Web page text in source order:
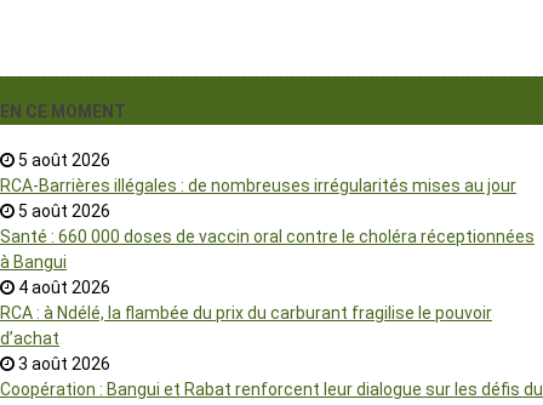
EN CE MOMENT
5 août 2026
RCA-Barrières illégales : de nombreuses irrégularités mises au jour
5 août 2026
Santé : 660 000 doses de vaccin oral contre le choléra réceptionnées
à Bangui
4 août 2026
RCA : à Ndélé, la flambée du prix du carburant fragilise le pouvoir
d’achat
3 août 2026
Coopération : Bangui et Rabat renforcent leur dialogue sur les défis du